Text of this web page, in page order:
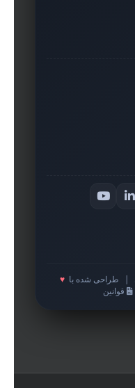
طراحی شده با ♥
قوانین